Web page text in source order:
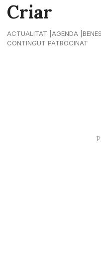
Criar
ACTUALITAT AGENDA
CONTINGUT PATROCINAT